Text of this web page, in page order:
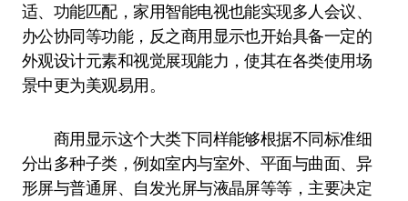
适、功能匹配，家用智能电视也能实现多人会议、
办公协同等功能，反之商用显示也开始具备一定的
外观设计元素和视觉展现能力，使其在各类使用场
景中更为美观易用。
商用显示这个大类下同样能够根据不同标准细
分出多种子类，例如室内与室外、平面与曲面、异
形屏与普通屏、自发光屏与液晶屏等等，主要决定